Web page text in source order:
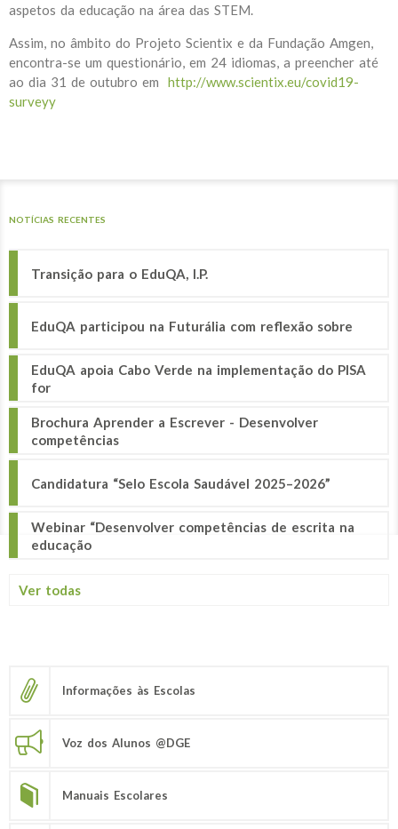
aspetos da educação na área das STEM.
Assim, no âmbito do Projeto Scientix e da Fundação Amgen,
encontra-se um questionário, em 24 idiomas, a preencher até
ao dia 31 de outubro em http://www.scientix.eu/covid19-
surveyy
NOTÍCIAS RECENTES
Transição para o EduQA, I.P.
EduQA participou na Futurália com reflexão sobre
EduQA apoia Cabo Verde na implementação do PISA
for
Brochura Aprender a Escrever - Desenvolver
competências
Candidatura “Selo Escola Saudável 2025–2026”
Webinar “Desenvolver competências de escrita na
educação
Ver todas
Informações às Escolas
Voz dos Alunos @DGE
Manuais Escolares